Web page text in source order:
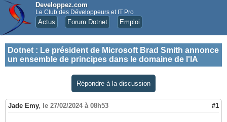
Developpez.com
Le Club des Développeurs et IT Pro
Actus Forum Dotnet Emploi
Dotnet : Le président de Microsoft Brad Smith annonce
un ensemble de principes dans le domaine de l'IA
Répondre à la discussion
Jade Emy, le 27/02/2024 à 08h53 #1